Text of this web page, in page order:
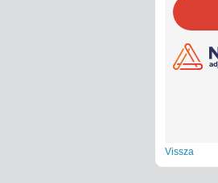
Vissza